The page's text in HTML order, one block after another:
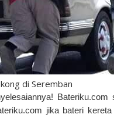
di Seremban
jika bateri